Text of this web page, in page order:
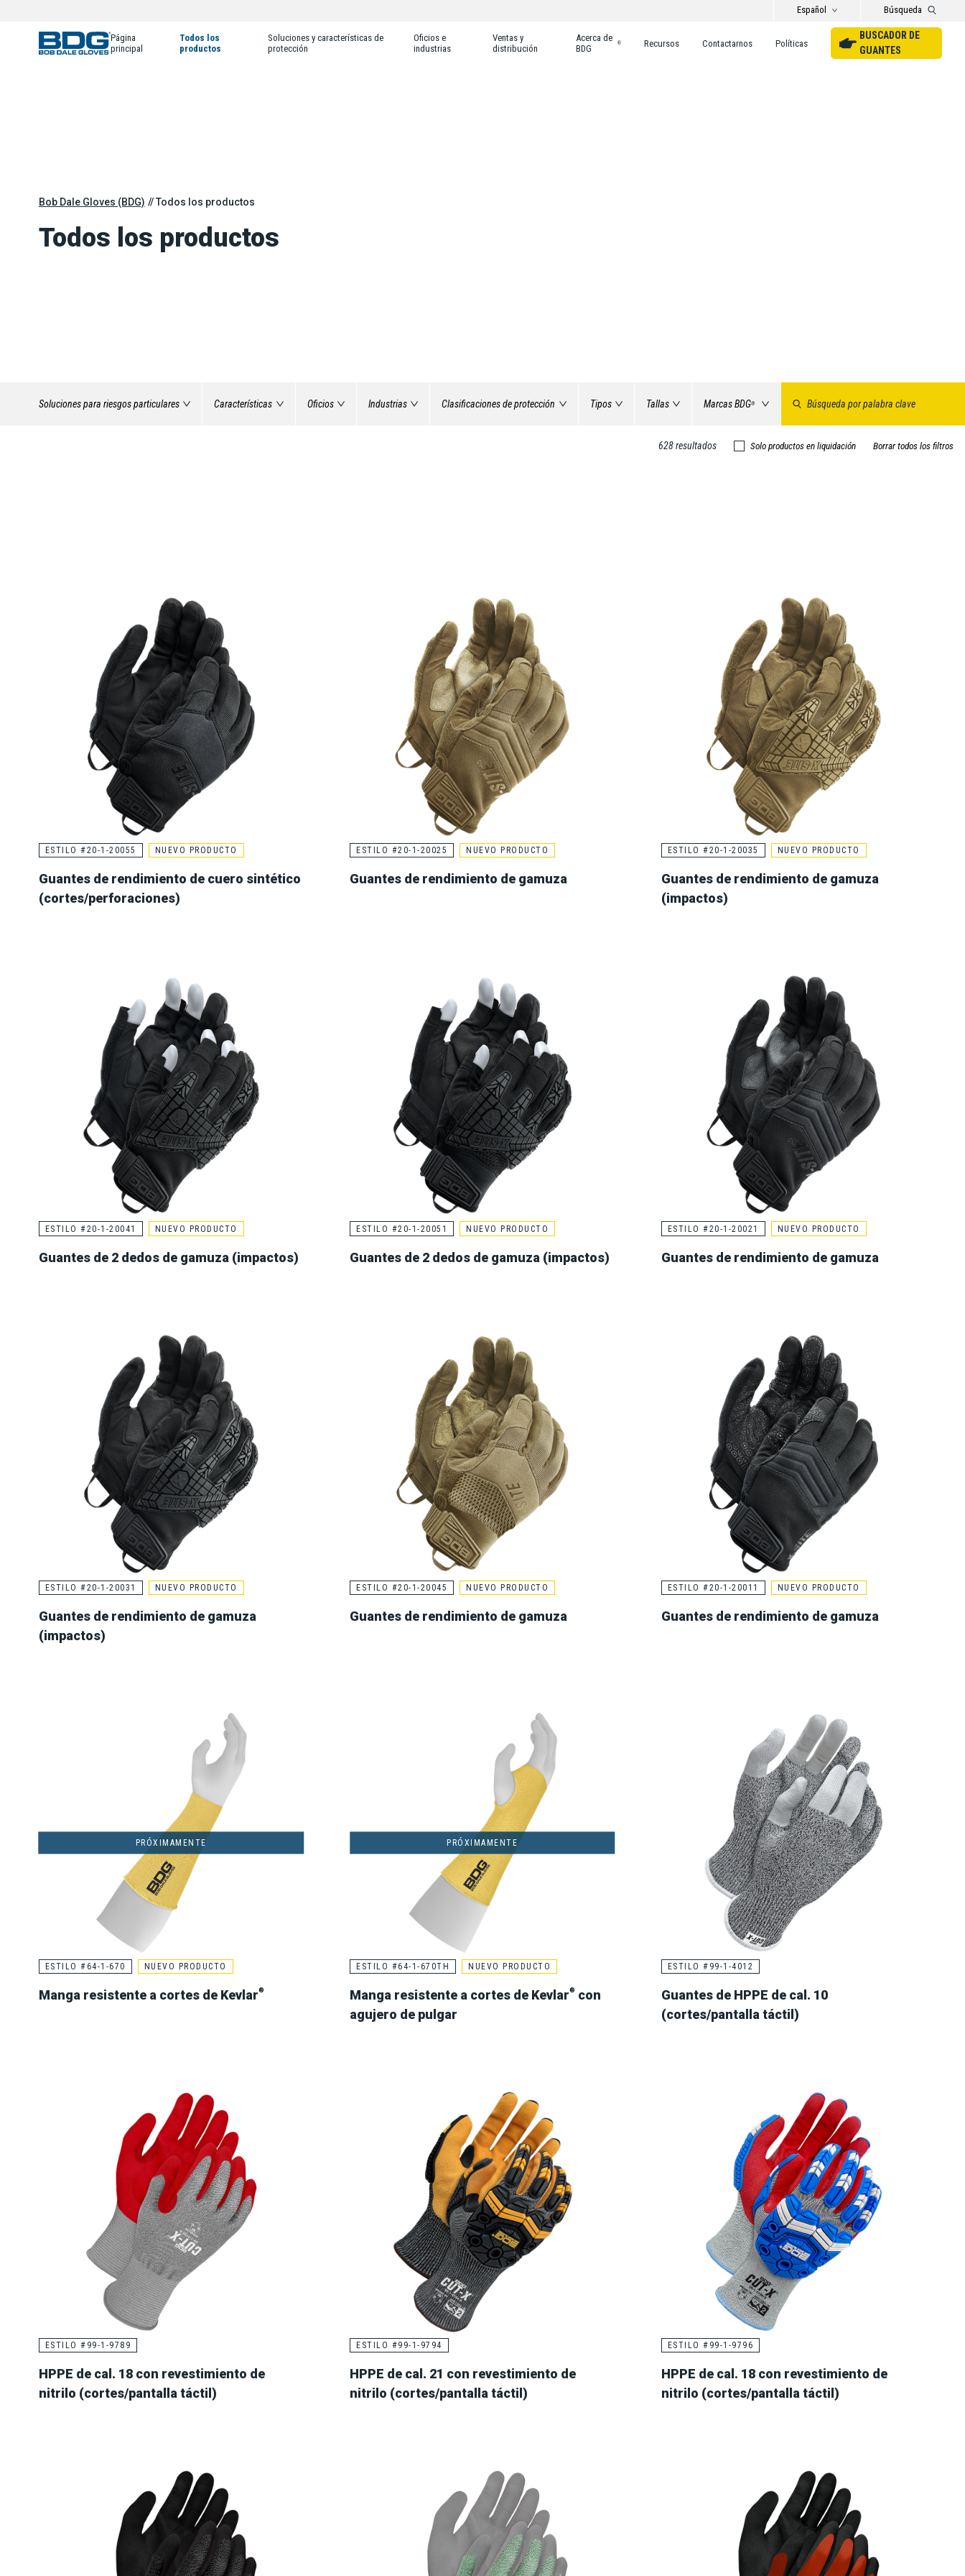
Español Búsqueda
Página
principal
BUSCADOR DE
GUANTES
Todos los
productos
Soluciones y características de
protección
Oficios e
industrias
Ventas y
distribución
Acerca de
BDG
® Recursos Contactarnos Políticas
Bob Dale Gloves (BDG) Todos los productos
Todos los productos
Soluciones para riesgos particulares Características Oficios Industrias Clasificaciones de protección Tipos Tallas Marcas BDG®
628 resultados Solo productos en liquidación Borrar todos los filtros
ESTILO #20-1-20055 NUEVO PRODUCTO
Guantes de rendimiento de cuero sintético
(cortes/perforaciones)
ESTILO #20-1-20025 NUEVO PRODUCTO
Guantes de rendimiento de gamuza
ESTILO #20-1-20035 NUEVO PRODUCTO
Guantes de rendimiento de gamuza
(impactos)
ESTILO #20-1-20041 NUEVO PRODUCTO
Guantes de 2 dedos de gamuza (impactos)
ESTILO #20-1-20051 NUEVO PRODUCTO
Guantes de 2 dedos de gamuza (impactos)
ESTILO #20-1-20021 NUEVO PRODUCTO
Guantes de rendimiento de gamuza
ESTILO #20-1-20031 NUEVO PRODUCTO
Guantes de rendimiento de gamuza
(impactos)
ESTILO #20-1-20045 NUEVO PRODUCTO
Guantes de rendimiento de gamuza
ESTILO #20-1-20011 NUEVO PRODUCTO
Guantes de rendimiento de gamuza
ESTILO #64-1-670 NUEVO PRODUCTO
PRÓXIMAMENTE
Manga resistente a cortes de Kevlar®
ESTILO #64-1-670TH NUEVO PRODUCTO
PRÓXIMAMENTE
Manga resistente a cortes de Kevlar® con
agujero de pulgar
ESTILO #99-1-4012
Guantes de HPPE de cal. 10
(cortes/pantalla táctil)
ESTILO #99-1-9789
HPPE de cal. 18 con revestimiento de
nitrilo (cortes/pantalla táctil)
ESTILO #99-1-9794
HPPE de cal. 21 con revestimiento de
nitrilo (cortes/pantalla táctil)
ESTILO #99-1-9796
HPPE de cal. 18 con revestimiento de
nitrilo (cortes/pantalla táctil)